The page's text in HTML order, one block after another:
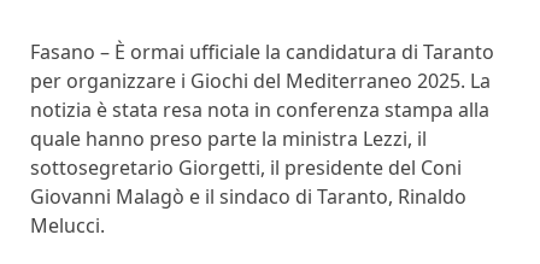
Fasano – È ormai ufficiale la candidatura di Taranto
per organizzare i Giochi del Mediterraneo 2025. La
notizia è stata resa nota in conferenza stampa alla
quale hanno preso parte la ministra Lezzi, il
sottosegretario Giorgetti, il presidente del Coni
Giovanni Malagò e il sindaco di Taranto, Rinaldo
Melucci.